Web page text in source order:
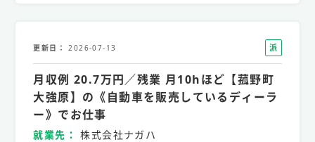
更新日 2026-07-13
派
遣
社
員
月収例 20.7万円／残業 月10hほど【菰野町
大強原】の《自動車を販売しているディーラ
ー》でお仕事
就業先 株式会社ナガハ